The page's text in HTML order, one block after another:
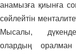
анамызға қиынға
сөйлейтін
Мысалы,
олардың